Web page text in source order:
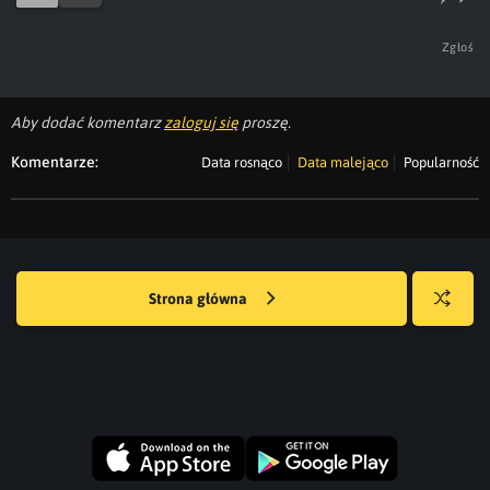
Zgłoś
Aby dodać komentarzzaloguj się proszę.
Komentarze: Data rosnąco Data malejąco Popularność
Strona główna